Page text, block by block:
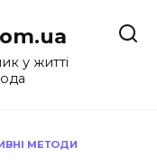
у житті
МЕТОДИ